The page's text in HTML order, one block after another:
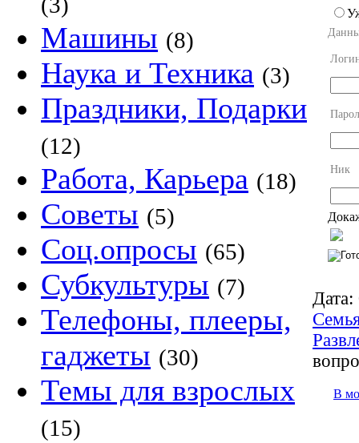
Машины (8)
Наука и Техника (3)
Праздники, Подарки
(12)
Работа, Карьера (18)
Советы (5)
Соц.опросы (65)
Субкультуры (7)
Телефоны, плееры,
гаджеты (30)
Темы для взрослых
(15)
Ник
Дата:
В